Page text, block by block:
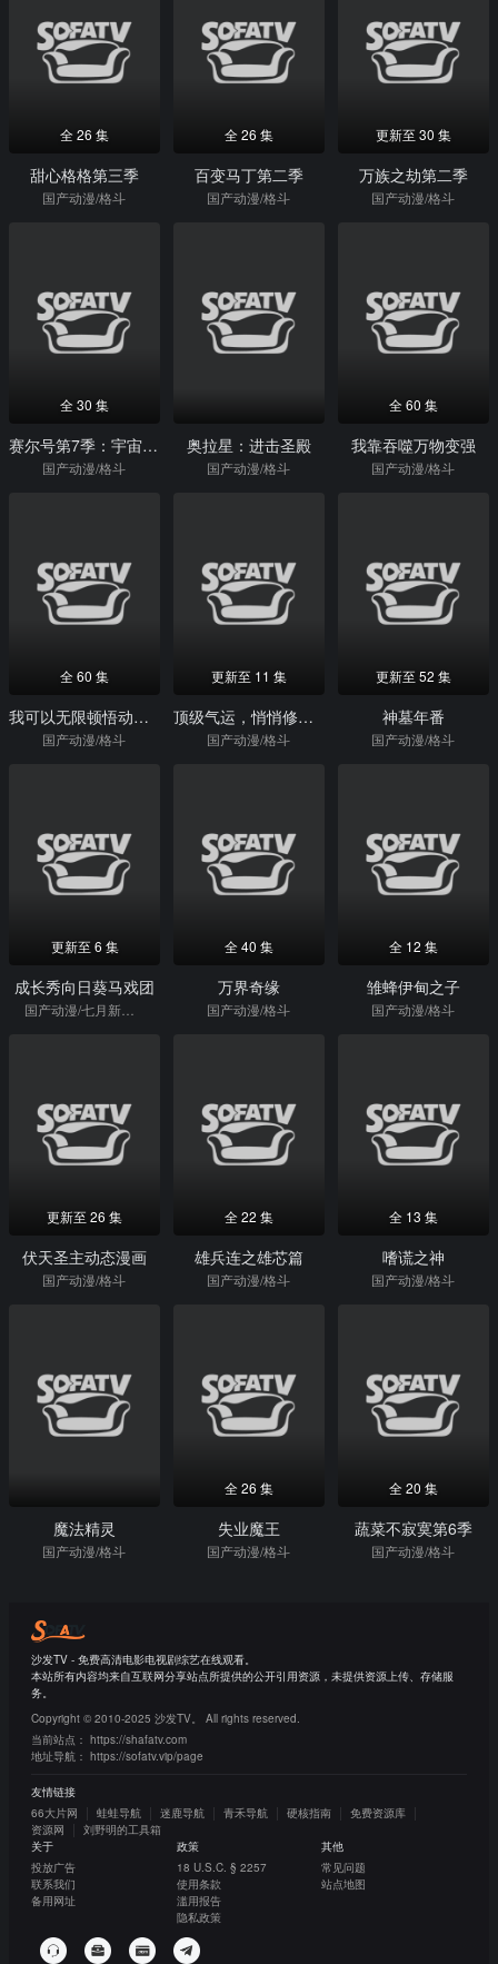
全 26 集
甜心格格第三季
国产动漫/格斗
全 26 集
百变马丁第二季
国产动漫/格斗
更新至 30 集
万族之劫第二季
国产动漫/格斗
全 30 集
赛尔号第7季：宇宙之眼
国产动漫/格斗
奥拉星：进击圣殿
国产动漫/格斗
全 60 集
我靠吞噬万物变强
国产动漫/格斗
全 60 集
我可以无限顿悟动态漫画
国产动漫/格斗
更新至 11 集
顶级气运，悄悄修练千年·动态漫
国产动漫/格斗
更新至 52 集
神墓年番
国产动漫/格斗
更新至 6 集
成长秀向日葵马戏团
国产动漫/七月新番/热血/日本动漫
全 40 集
万界奇缘
国产动漫/格斗
全 12 集
雏蜂伊甸之子
国产动漫/格斗
更新至 26 集
伏天圣主动态漫画
国产动漫/格斗
全 22 集
雄兵连之雄芯篇
国产动漫/格斗
全 13 集
嗜谎之神
国产动漫/格斗
魔法精灵
国产动漫/格斗
全 26 集
失业魔王
国产动漫/格斗
全 20 集
蔬菜不寂寞第6季
国产动漫/格斗
沙发TV - 免费高清电影电视剧综艺在线观看。
本站所有内容均来自互联网分享站点所提供的公开引用资源，未提供资源上传、存储服
务。
Copyright © 2010-2025 沙发TV。 All rights reserved.
当前站点： https://shafatv.com
地址导航： https://sofatv.vip/page
友情链接
66大片网
蛙蛙导航 迷鹿导航 青禾导航 硬核指南
免费资源库
资源网
刘野明的工具箱
关于
投放广告
联系我们
备用网址
政策
18 U.S.C. § 2257
使用条款
滥用报告
隐私政策
其他
常见问题
站点地图